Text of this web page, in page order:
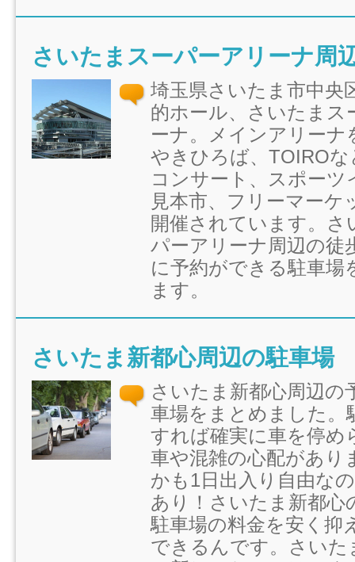
さいたまスーパーアリーナ周
埼玉県さいたま市中央
的ホール、さいたまス
ーナ。メインアリーナ
やきひろば、TOIRO
コンサート、スポーツ
見本市、フリーマーケ
開催されています。さ
パーアリーナ周辺の徒
に予約ができる駐車場
ます。
さいたま新都心周辺の駐車場
さいたま新都心周辺の
車場をまとめました。
すれば確実に車を停め
車や混雑の心配があり
かも1日出入り自由な
あり！さいたま新都心
駐車場の料金を安く抑
できるんです。さいた